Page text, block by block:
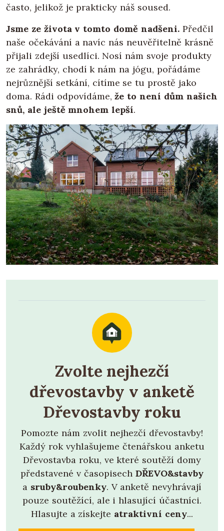
často, jelikož je prakticky náš soused.
Jsme ze života v tomto domě nadšeni.Předčil
naše očekávání a navíc nás neuvěřitelně krásně
přijali zdejší usedlíci. Nosí nám svoje produkty
ze zahrádky, chodí k nám na jógu, pořádáme
nejrůznější setkání, cítíme se tu prostě jako
doma. Rádi odpovídáme,že to není dům našich
snů, ale ještě mnohem lepší.
Zvolte nejhezčí
dřevostavby v anketě
Dřevostavby roku
Pomozte nám zvolit nejhezčí dřevostavby!
Každý rok vyhlašujeme čtenářskou anketu
Dřevostavba roku, ve které soutěží domy
představené v časopisech DŘEVO&stavby
a sruby&roubenky. V anketě nevyhrávají
pouze soutěžící, ale i hlasující účastníci.
Hlasujte a získejte atraktivní ceny...